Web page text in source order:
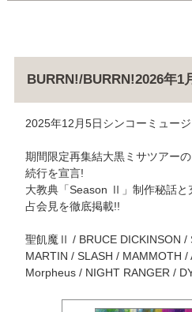
BURRN!/BURRN!2026年1
2025年12月5日シンコーミュー
期間限定再集結大黒ミサツアー
続行を宣言!
大教典「Season Ⅱ」制作秘話と
占会見を徹底掲載!!
聖飢魔Ⅱ / BRUCE DICKINSON /
MARTIN / SLASH / MAMMOTH /
Morpheus / NIGHT RANGER /